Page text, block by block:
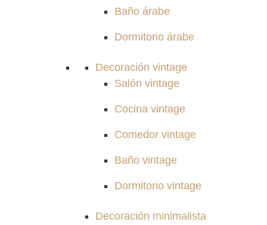
Baño árabe
Dormitorio árabe
Decoración vintage
Salón vintage
Cocina vintage
Comedor vintage
Baño vintage
Dormitorio vintage
Decoración minimalista